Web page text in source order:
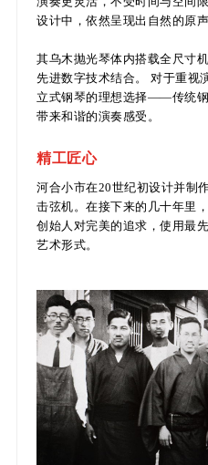
设计中，依然呈现出自然的原
其乌木抛光琴体内搭载全尺寸
先进数字技术结合。 对于重视
立式钢琴的理想选择——传统钢
带来和谐的演奏感受。
精工匠心
河合小市在20世纪初设计并制
击弦机。在接下来的几十年里
创始人对完美的追求，使用最
艺术形式。